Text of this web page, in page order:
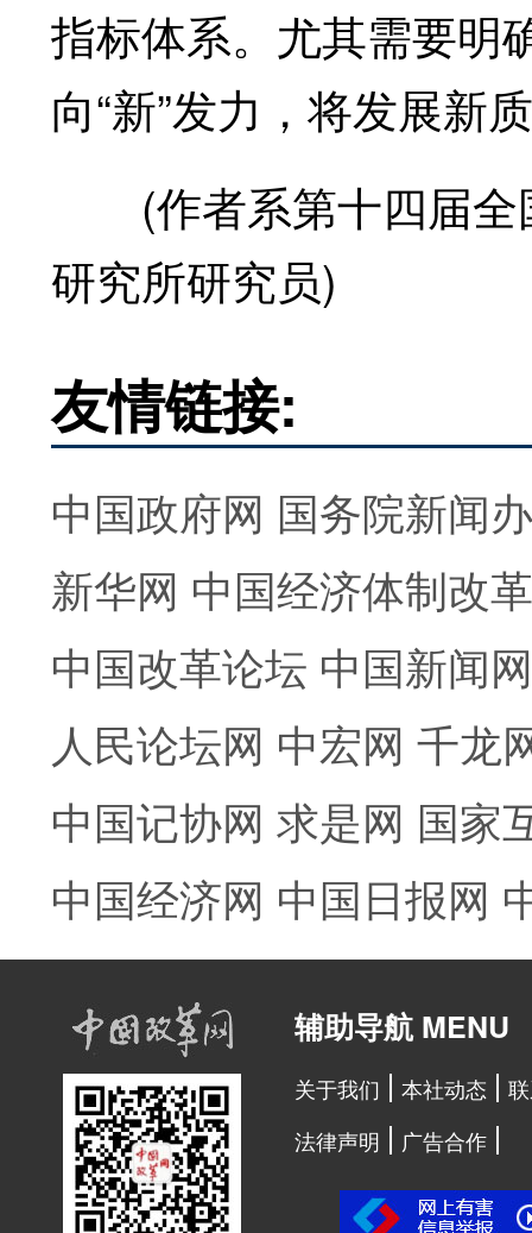
指标体系。尤其需要明
向“新”发力，将发展新
(作者系第十四届全
研究所研究员)
友情链接:
中国政府网 国务院新闻
新华网 中国经济体制改
中国改革论坛 中国新闻网
人民论坛网 中宏网 千龙
中国记协网 求是网 国家
中国经济网 中国日报网
辅助导航 MENU
关于我们 本社动态
法律声明
广告合作